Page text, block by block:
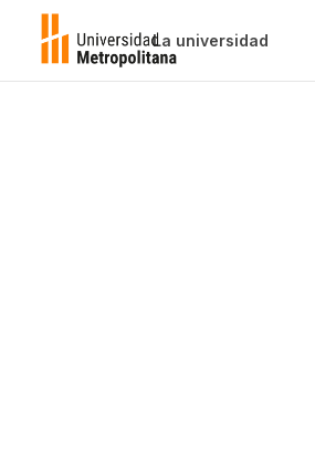
La universidad